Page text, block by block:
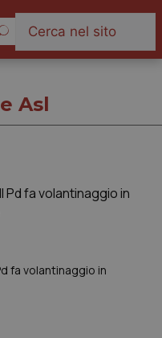
Asl
fa volantinaggio in